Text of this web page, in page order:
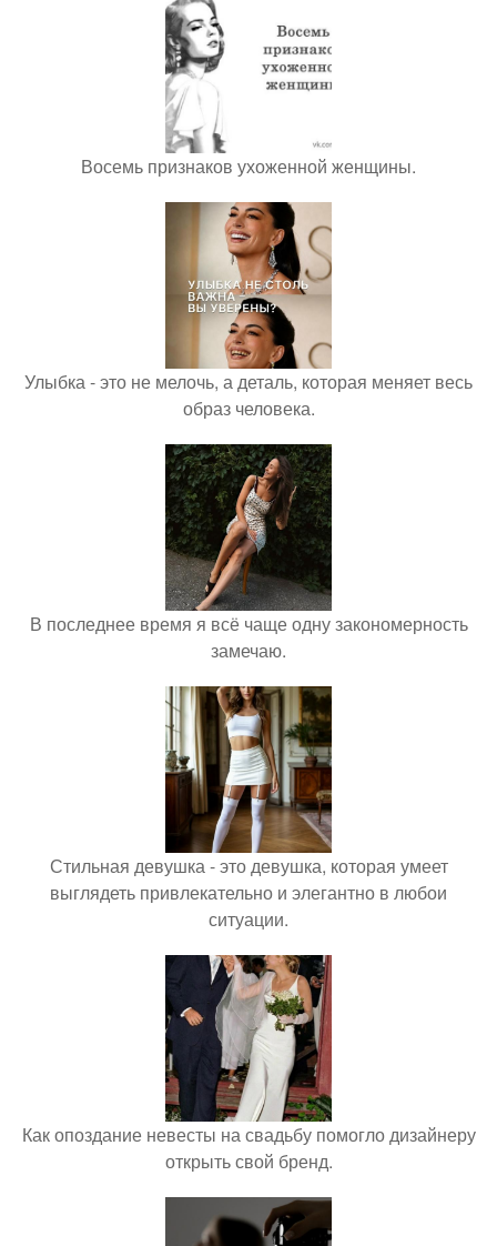
Восемь признаков ухоженной женщины.
Улыбка - это не мелочь, а деталь, которая меняет весь
образ человека.
В последнее время я всё чаще одну закономерность
замечаю.
Стильная девушка - это девушка, которая умеет
выглядеть привлекательно и элегантно в любои
ситуации.
Как опоздание невесты на свадьбу помогло дизайнеру
открыть свой бренд.